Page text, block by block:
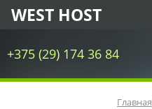
+375 (29) 174 36 84
WEST HOST
Главная